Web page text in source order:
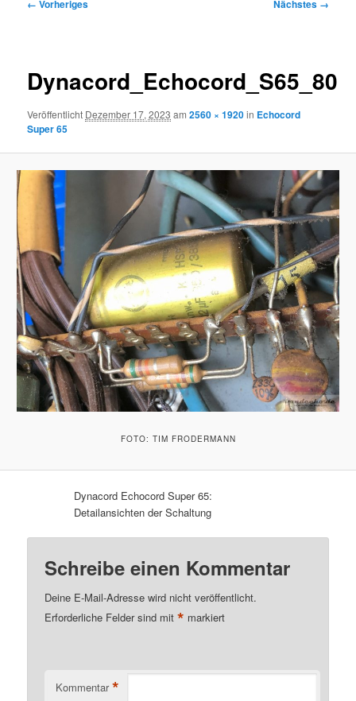
← Vorheriges Nächstes →
Dynacord_Echocord_S65_80
Veröffentlicht Dezember 17, 2023 am2560 × 1920in Echocord
Super 65
FOTO: TIM FRODERMANN
Dynacord Echocord Super 65:
Detailansichten der Schaltung
Schreibe einen Kommentar
Deine E-Mail-Adresse wird nicht veröffentlicht.
Erforderliche Felder sind mit* markiert
Kommentar *